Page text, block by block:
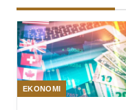
EKONOMI